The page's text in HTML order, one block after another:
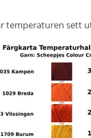
temperaturen sett